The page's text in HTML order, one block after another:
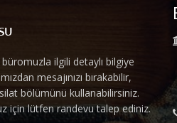
ilgili detaylı bilgiye
mesajınızı bırakabilir,
bölümünü kullanabilirsiniz.
için lütfen randevu talep ediniz.